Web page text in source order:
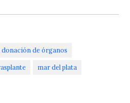
donación de órganos
mar del plata